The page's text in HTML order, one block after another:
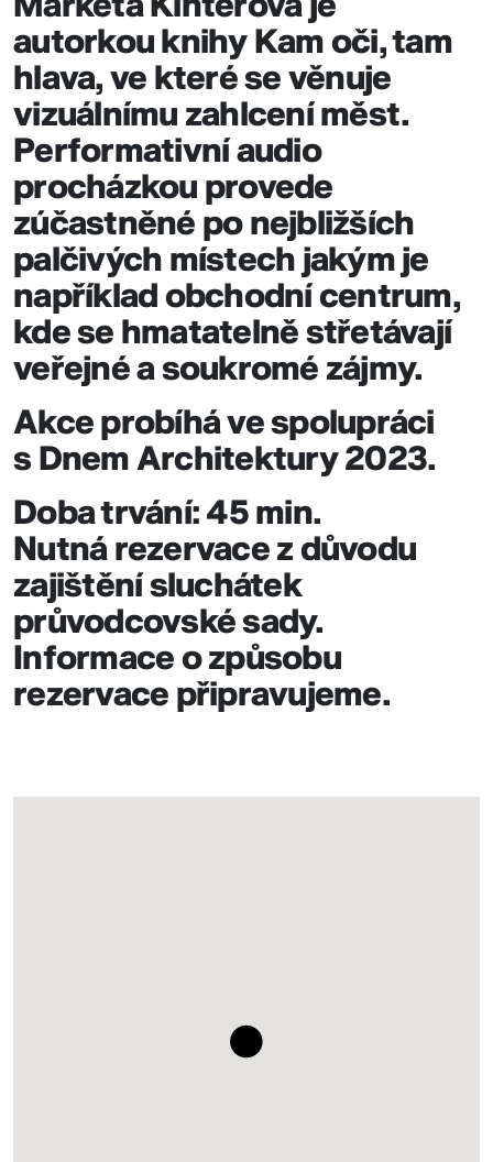
Markéta Kinterová je
autorkou knihy Kam oči, tam
hlava, ve které se věnuje
vizuálnímu zahlcení měst.
Performativní audio
procházkou provede
zúčastněné po nejbližších
palčivých místech jakým je
například obchodní centrum,
kde se hmatatelně střetávají
veřejné a soukromé zájmy.
Akce probíhá ve spolupráci
s Dnem Architektury 2023.
Doba trvání: 45 min.
Nutná rezervace z důvodu
zajištění sluchátek
průvodcovské sady.
Informace o způsobu
rezervace připravujeme.